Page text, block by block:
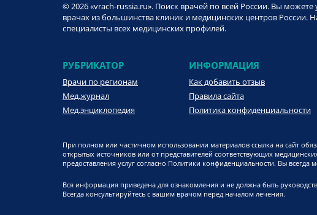
© 2026 «vrach-russia.ru». Поиск врачей по всей России. Вы
врачах из большинства клиник и медицинских центров России.
специалисты всех медицинских профилей.
РУБРИКАТОР
Врачи по регионам
Мед.журнал
Мед.энциклопедия
ИНФОРМАЦИЯ
Как добавить отзыв
Правила сайта
Политика конфиденциальности
При полном или частичном использовании материалов ссылка на сайт
открытых источников или от представителей соответствующих
предоставления услуг согласно Политики конфиденциальности. Вы
Вся информация приведена для ознакомления и не должна быть
Всегда консультируйтесь с вашим врачом перед началом лечения.